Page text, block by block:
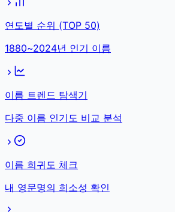
연도별 순위 (TOP 50)
1880~2024년 인기 이름
이름 트렌드 탐색기
다중 이름 인기도 비교 분석
이름 희귀도 체크
내 영문명의 희소성 확인